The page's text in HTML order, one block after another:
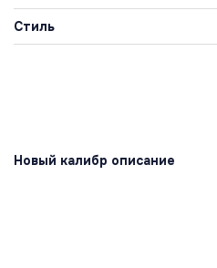
Стиль
Новый калибр описание